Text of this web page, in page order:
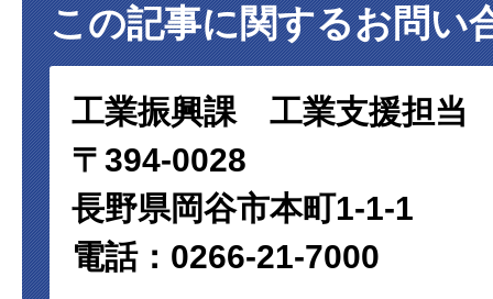
この記事に関するお問い
工業振興課 工業支援担当
〒394-0028
長野県岡谷市本町1-1-1
電話：0266-21-7000